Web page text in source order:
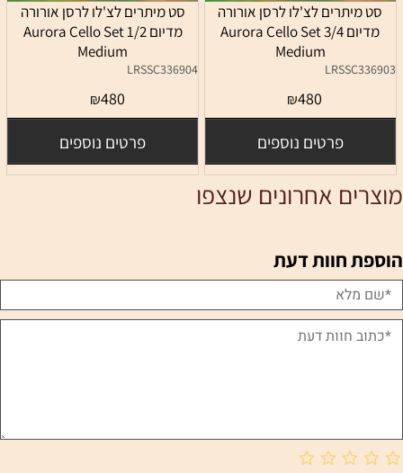
סט מיתרים לצ'לו לרסן אורורה
מדיום 3/4 Aurora Cello Set
Medium
LRSSC336903
₪480
פרטים נוספים
סט מיתרים לצ'לו לרסן אורורה
מדיום 1/2 Aurora Cello Set
Medium
LRSSC336904
₪480
פרטים נוספים
מוצרים אחרונים שנצפו
הוספת חוות דעת